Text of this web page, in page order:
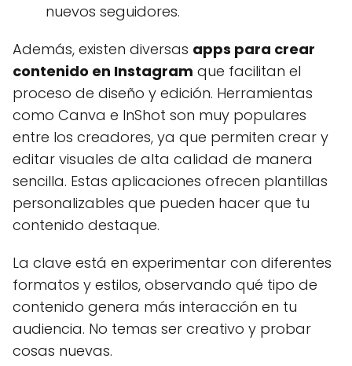
nuevos seguidores.
Además, existen diversas apps para crear
contenido en Instagram que facilitan el
proceso de diseño y edición. Herramientas
como Canva e InShot son muy populares
entre los creadores, ya que permiten crear y
editar visuales de alta calidad de manera
sencilla. Estas aplicaciones ofrecen plantillas
personalizables que pueden hacer que tu
contenido destaque.
La clave está en experimentar con diferentes
formatos y estilos, observando qué tipo de
contenido genera más interacción en tu
audiencia. No temas ser creativo y probar
cosas nuevas.